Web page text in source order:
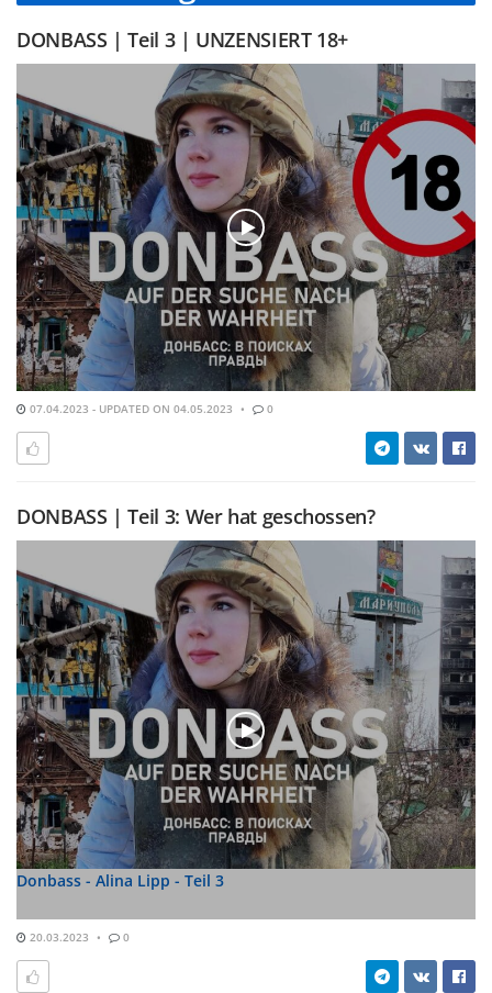
DONBASS | Teil 3 | UNZENSIERT 18+
07.04.2023 - UPDATED ON 04.05.2023 0
DONBASS | Teil 3: Wer hat geschossen?
Donbass - Alina Lipp - Teil 3
20.03.2023 0